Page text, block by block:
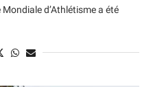
d’Athlétisme a été